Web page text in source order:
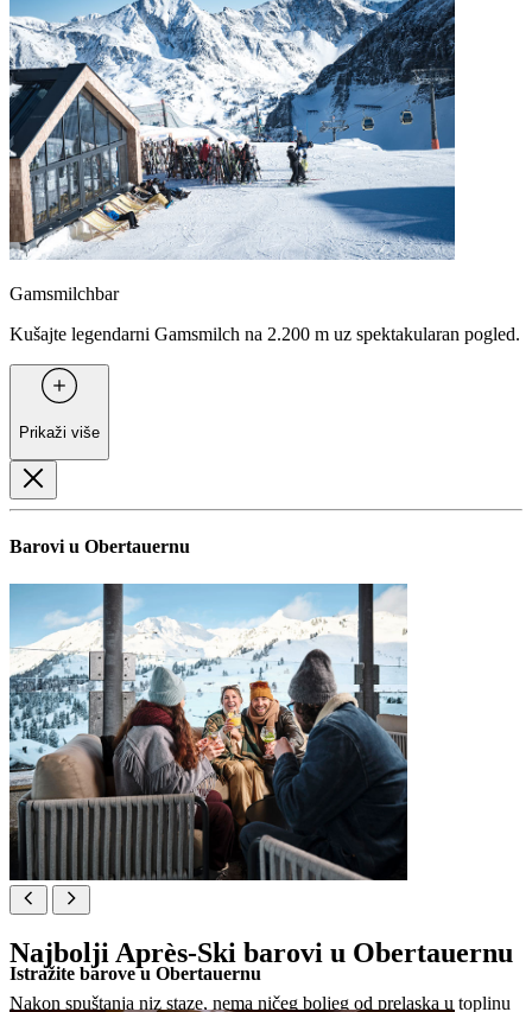
Gamsmilchbar
Kušajte legendarni Gamsmilch na 2.200 m uz spektakularan pogled.
Prikaži više
Barovi u Obertauernu
Najbolji Après-Ski barovi u Obertauernu
Nakon spuštanja niz staze, nema ničeg boljeg od prelaska u toplinu
Istražite barove u Obertauernu